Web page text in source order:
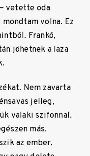
vetette oda
volna. Ez
Frankó,
jöhetnek a laza
Nem zavarta
jelleg,
valaki szifonnal.
más.
az ember,